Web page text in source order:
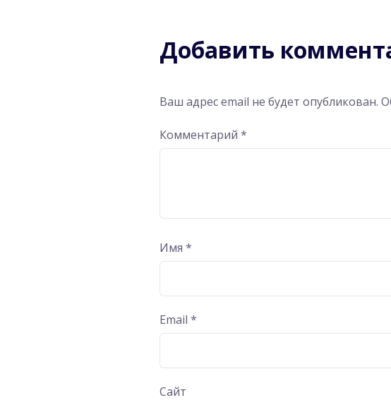
Добавить
Ваш адрес email не будет опубликован.
Комментарий*
Имя*
Email*
Сайт